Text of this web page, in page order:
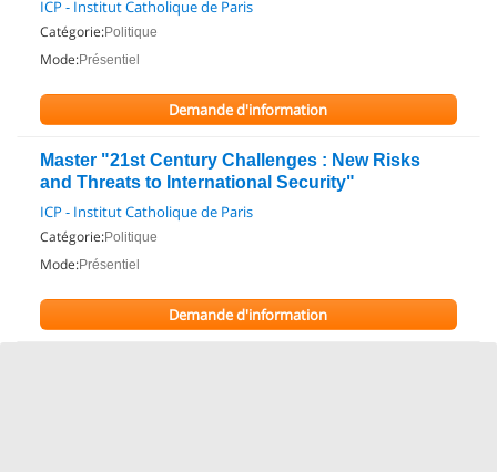
ICP - Institut Catholique de Paris
Catégorie:Politique
Mode:Présentiel
Demande d'information
Master "21st Century Challenges : New Risks
and Threats to International Security"
ICP - Institut Catholique de Paris
Catégorie:Politique
Mode:Présentiel
Demande d'information